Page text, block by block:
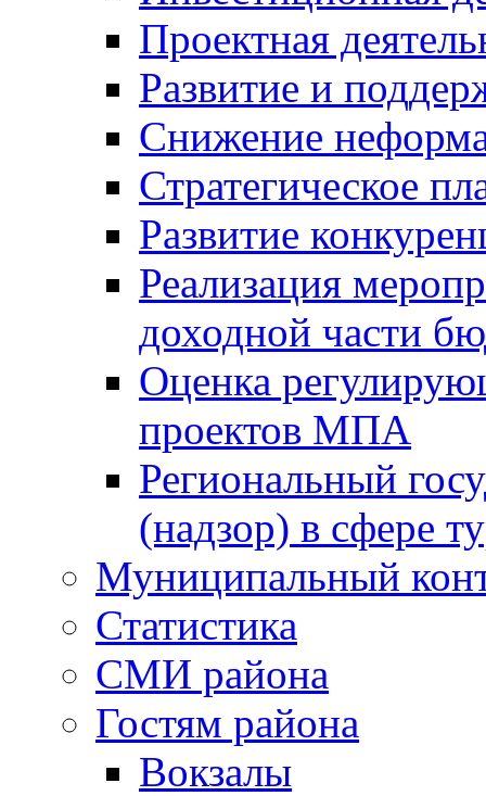
Проектная
Развитие и
Снижение
Стратегическое
Развитие
Реализация
доходной части
Оценка
проектов МПА
Региональный
(надзор) в сфере
Муниципальный
Статистика
СМИ района
Гостям района
Вокзалы